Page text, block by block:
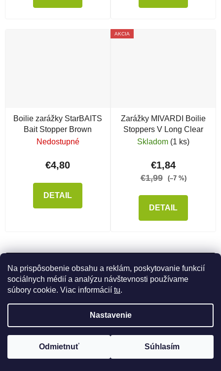
Na prispôsobenie obsahu a reklám, poskytovanie funkcií
sociálnych médií a analýzu návštevnosti používame
súbory cookie. Viac informácií tu.
Nastavenie
Odmietnuť Súhlasím
Boilie zarážky StarBAITS
Bait Stopper Brown
Nedostupné
€4,80
DETAIL
AKCIA
Zarážky MIVARDI Boilie
Stoppers V Long Clear
Skladom (1 ks)
€1,84
€1,99 (–7 %)
DETAIL
Ovládacie prvky výpisu
NAČÍTAŤ 38 ĎALŠÍCH
Stránkovanie
1 2
položiek celkom